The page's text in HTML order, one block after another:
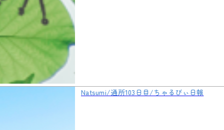
Natsumi/通所103日目/ちゃるびぃ日報